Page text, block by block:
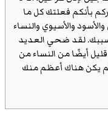
فعلتك كل ما
والأسيوي والنساء
ضحي العديد
من النساء من
هناك أعظم منك